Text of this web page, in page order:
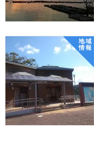
地域
情報